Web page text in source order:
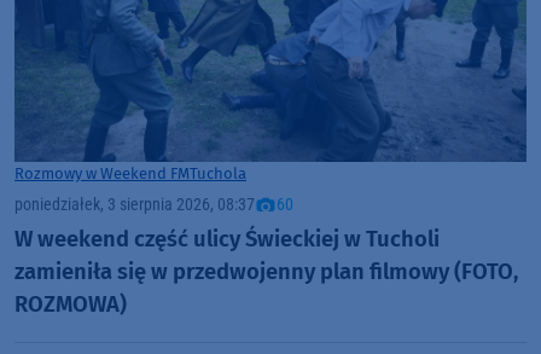
Rozmowy w Weekend FMTuchola
poniedziałek, 3 sierpnia 2026, 08:37 60
W weekend część ulicy Świeckiej w Tucholi
zamieniła się w przedwojenny plan filmowy (FOTO,
ROZMOWA)